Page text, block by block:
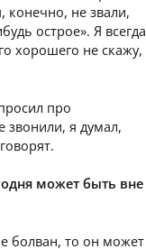
конечно, не звали,
острое». Я всегда
хорошего не скажу,
про
звонили, я думал,
может быть вне
болван, то он может